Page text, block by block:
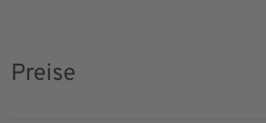
Preise